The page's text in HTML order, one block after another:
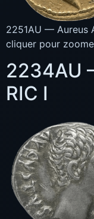
2251AU — Aureus
cliquer pour
2234AU
RIC I